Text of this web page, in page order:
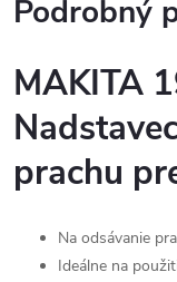
Podrobný
MAKITA
prachu
Na odsávanie
Ideálne na